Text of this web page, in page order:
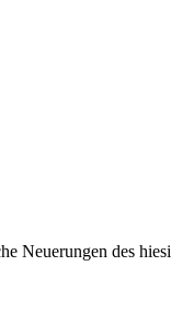
Neuerungen des